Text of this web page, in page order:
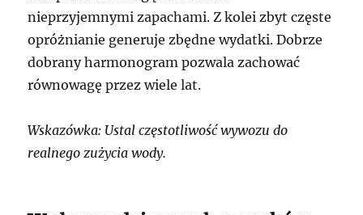
nieprzyjemnymi zapachami. Z kolei zbyt częste
opróżnianie generuje zbędne wydatki. Dobrze
dobrany harmonogram pozwala zachować
równowagę przez wiele lat.
Wskazówka: Ustal częstotliwość wywozu do
realnego zużycia wody.